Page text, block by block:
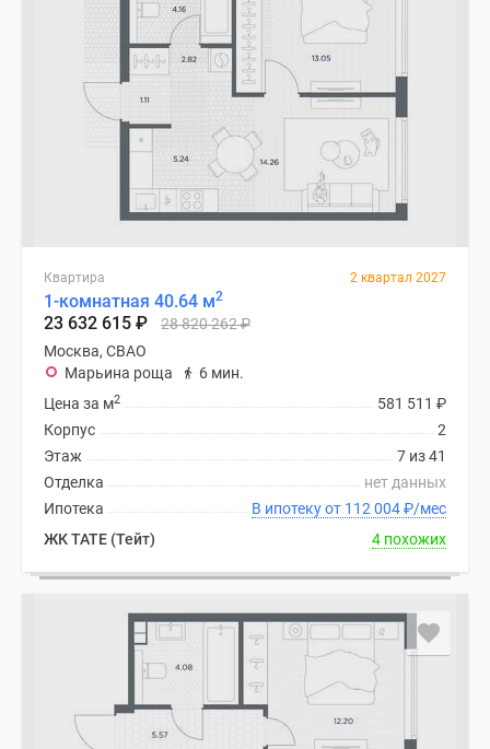
Квартира 2 квартал 2027
1-комнатная 40.64 м2
23 632 615 ₽ 28 820 262₽
Москва, СВАО
Марьина роща
6 мин.
581 511 ₽
Цена за м2
2
Корпус
7 из 41
Этаж
нет данных
Отделка
В ипотеку от 112 004₽/мес
Ипотека
ЖК TATE (Тейт)
4 похожих